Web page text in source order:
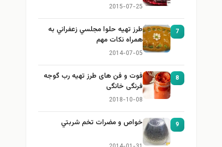
2015-07-25
7
طرز تهيه حلوا مجلسي زعفراني به
همراه نكات مهم
2014-07-05
8
فوت و فن های طرز تهیه رب گوجه
فرنگی خانگی
2018-10-08
9 خواص و مضرات تخم شربتي